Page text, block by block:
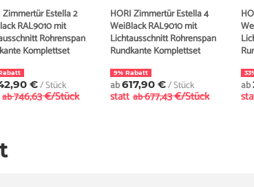
Zimmertür Estella 2
RAL9010 mit
Röhrenspan
Komplettset
€/ Stück
ab746,63 €/Stück
HORI Zimmertür Estella 4
Weißlack RAL9010 mit
Lichtausschnitt Röhrenspan
Rundkante Komplettset
9% Rabatt
ab617,90 €/ Stück
statt ab677,43 €/Stück
ab